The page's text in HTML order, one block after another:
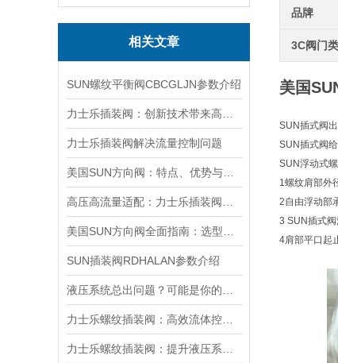
相关文章
SUN螺纹平衡阀CBCGLJN参数介绍
力士乐插装阀解决流量控制问题
SUN插装阀RDHALAN参数介绍
品牌
3C阀门
美国
SUN插式阀
SUN插式阀
SUN浮动式
1螺纹肩部外
2自由浮动部
3 SUN插式阀
4肩部平口起